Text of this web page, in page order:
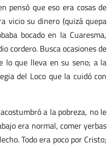
pensó que eso era cosas de
vicio su dinero (quizá quepa
bocado en la Cuaresma,
cordero. Busca ocasiones de
lo que lleva en su seno; a la
del Loco que la cuidó con
a la pobreza, no le
era normal, comer yerbas
Todo era poco por Cristo;